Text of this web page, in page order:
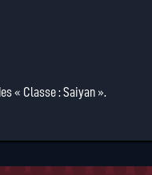
« Classe : Saiyan ».